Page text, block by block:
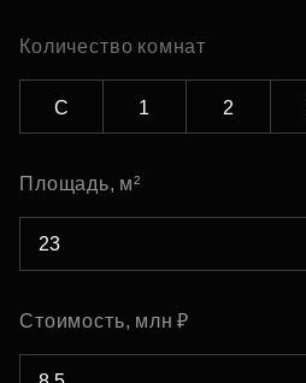
Количество комнат
С 1 2
Площадь, м²
Стоимость, млн ₽